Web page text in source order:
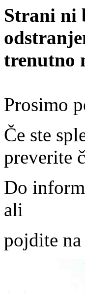
Strani ni
trenutno
Prosimo
Če ste
preverite
Do
ali
pojdite na